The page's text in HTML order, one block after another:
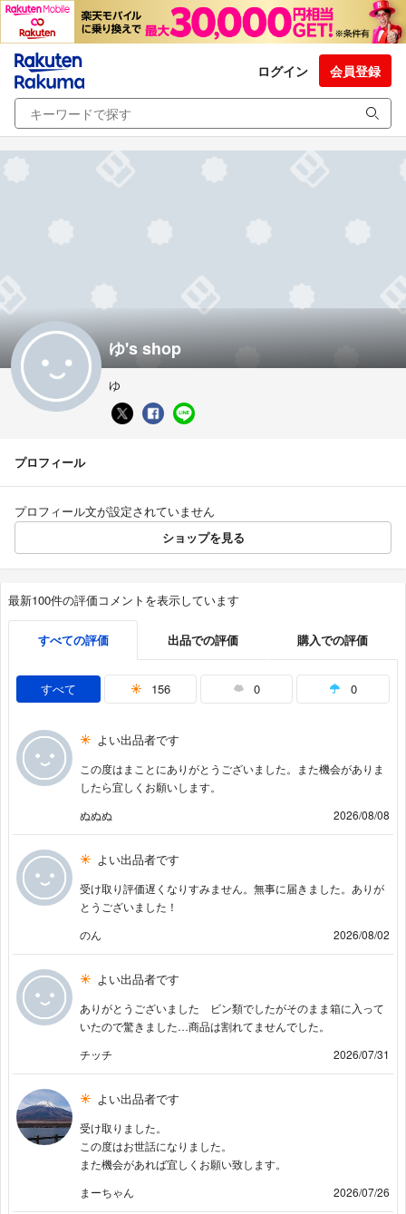
ログイン 会員登録
ゆ's shop
ゆ
プロフィール
プロフィール文が設定されていません
ショップを見る
最新100件の評価コメントを表示しています
すべての評価 出品での評価 購入での評価
すべて 156 0 0
よい出品者です
この度はまことにありがとうございました。また機会がありま
したら宜しくお願いします。
ぬぬぬ
2026/08/08
よい出品者です
受け取り評価遅くなりすみません。無事に届きました。ありが
とうございました！
のん
2026/08/02
よい出品者です
ありがとうございました ビン類でしたがそのまま箱に入って
いたので驚きました…商品は割れてませんでした。
チッチ
2026/07/31
よい出品者です
受け取りました。
この度はお世話になりました。
また機会があれば宜しくお願い致します。
まーちゃん
2026/07/26